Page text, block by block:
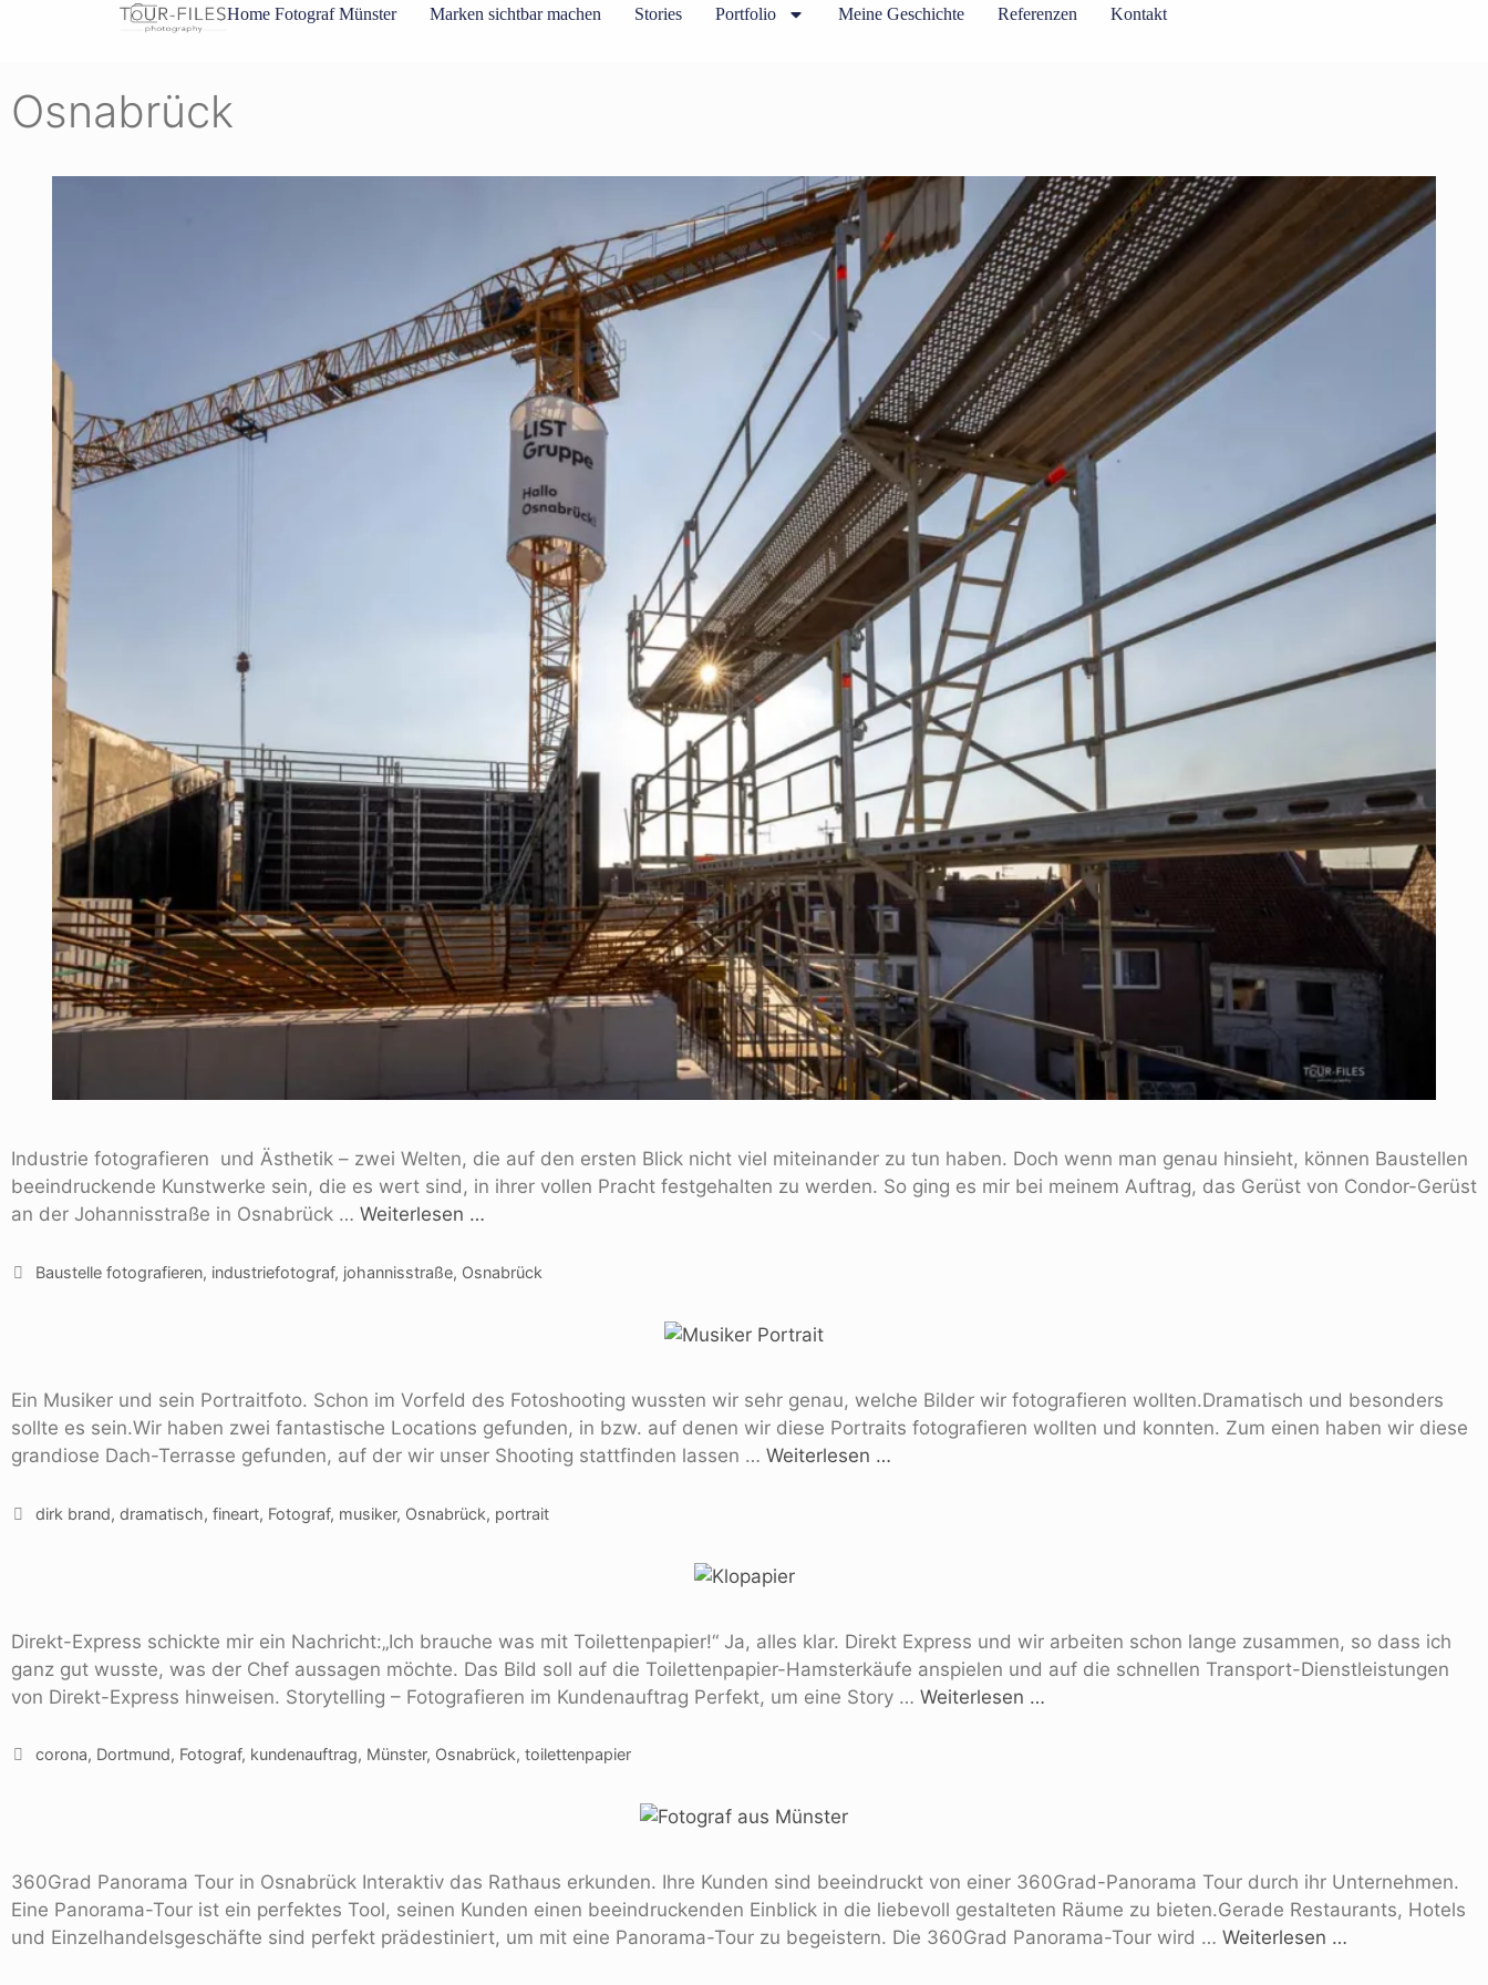
Home Fotograf Münster Marken sichtbar machen Stories Portfolio Meine Geschichte Referenzen Kontakt
Osnabrück
Industrie fotografieren und Ästhetik – zwei Welten, die auf den ersten Blick nicht viel miteinander zu tun haben. Doch wenn man genau hinsieht, können Baustellen
beeindruckende Kunstwerke sein, die es wert sind, in ihrer vollen Pracht festgehalten zu werden. So ging es mir bei meinem Auftrag, das Gerüst von Condor-Gerüst
an der Johannisstraße in Osnabrück … Weiterlesen …
Baustelle fotografieren, industriefotograf, johannisstraße, Osnabrück
Ein Musiker und sein Portraitfoto. Schon im Vorfeld des Fotoshooting wussten wir sehr genau, welche Bilder wir fotografieren wollten.Dramatisch und besonders
sollte es sein.Wir haben zwei fantastische Locations gefunden, in bzw. auf denen wir diese Portraits fotografieren wollten und konnten. Zum einen haben wir diese
grandiose Dach-Terrasse gefunden, auf der wir unser Shooting stattfinden lassen … Weiterlesen …
dirk brand, dramatisch, fineart, Fotograf, musiker, Osnabrück, portrait
Direkt-Express schickte mir ein Nachricht:„Ich brauche was mit Toilettenpapier!“ Ja, alles klar. Direkt Express und wir arbeiten schon lange zusammen, so dass ich
ganz gut wusste, was der Chef aussagen möchte. Das Bild soll auf die Toilettenpapier-Hamsterkäufe anspielen und auf die schnellen Transport-Dienstleistungen
von Direkt-Express hinweisen. Storytelling – Fotografieren im Kundenauftrag Perfekt, um eine Story … Weiterlesen …
corona, Dortmund, Fotograf, kundenauftrag, Münster, Osnabrück, toilettenpapier
360Grad Panorama Tour in Osnabrück Interaktiv das Rathaus erkunden. Ihre Kunden sind beeindruckt von einer 360Grad-Panorama Tour durch ihr Unternehmen.
Eine Panorama-Tour ist ein perfektes Tool, seinen Kunden einen beeindruckenden Einblick in die liebevoll gestalteten Räume zu bieten.Gerade Restaurants, Hotels
und Einzelhandelsgeschäfte sind perfekt prädestiniert, um mit eine Panorama-Tour zu begeistern. Die 360Grad Panorama-Tour wird … Weiterlesen …